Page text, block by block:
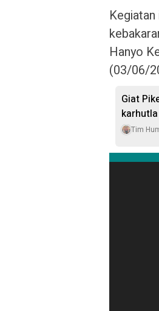
Hanyo
(03/06/
Giat
Tim